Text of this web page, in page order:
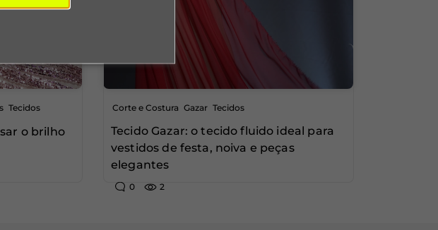
Tecidos
o brilho
Corte e Costura Gazar Tecidos
Tecido Gazar: o tecido fluido ideal para
vestidos de festa, noiva e peças
elegantes
0 2